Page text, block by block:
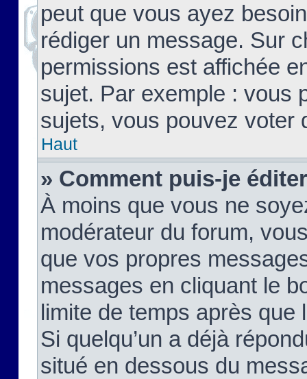
peut que vous ayez
rédiger un message. Sur
permissions est affichée
sujet. Par exemple : vous
sujets, vous pouvez voter
Haut
» Comment puis-je
À moins que vous ne
modérateur du forum,
que vos propres
messages en cliquant le
limite de temps après que
Si quelqu’un a déjà
situé en dessous du